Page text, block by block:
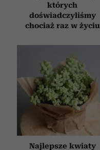
których
doświadczyliśmy
chociaż raz w życiu
Najlepsze kwiaty